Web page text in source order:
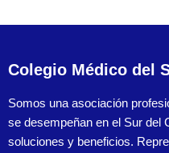
Colegio Médico del
Somos una asociación
se desempeñan en el Sur del
soluciones y beneficios.